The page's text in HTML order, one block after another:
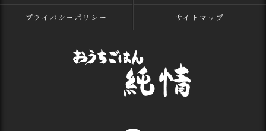
プライバシーポリシー サイトマップ